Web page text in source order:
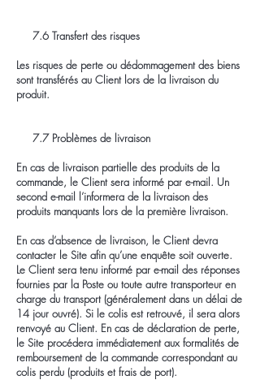
7.6 Transfert des risques
Les risques de perte ou dédommagement des biens
sont transférés au Client lors de la livraison du
produit.
7.7 Problèmes de livraison
En cas de livraison partielle des produits de la
commande, le Client sera informé par e-mail. Un
second e-mail l’informera de la livraison des
produits manquants lors de la première livraison.
En cas d’absence de livraison, le Client devra
contacter le Site afin qu’une enquête soit ouverte.
Le Client sera tenu informé par e-mail des réponses
fournies par la Poste ou toute autre transporteur en
charge du transport (généralement dans un délai de
14 jour ouvré). Si le colis est retrouvé, il sera alors
renvoyé au Client. En cas de déclaration de perte,
le Site procédera immédiatement aux formalités de
remboursement de la commande correspondant au
colis perdu (produits et frais de port).